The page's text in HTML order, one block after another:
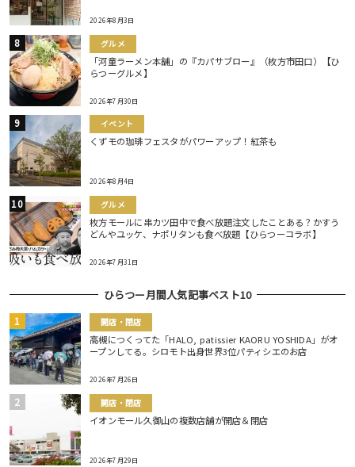
2026年8月3日
グルメ
「河童ラーメン本舗」の『カパサブロー』（枚方市田口）【ひ
らつーグルメ】
2026年7月30日
イベント
くずモの珈琲フェスタがパワーアップ！紅茶も
2026年8月4日
グルメ
枚方モールに串カツ田中で食べ放題注文したことある？かすう
どんやユッケ、ナポリタンも食べ放題【ひらつーコラボ】
2026年7月31日
ひらつー月間人気記事ベスト10
開店・閉店
高槻につくってた「HALO, patissier KAORU YOSHIDA」がオ
ープンしてる。シロモト出身世界3位パティシエのお店
2026年7月26日
開店・閉店
イオンモール久御山の複数店舗が開店＆閉店
2026年7月29日